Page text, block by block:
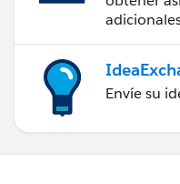
Envíe su